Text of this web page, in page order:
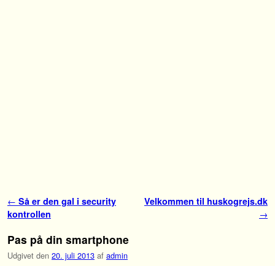
Indlæg navigation
← Så er den gal i security
kontrollen
Velkommen til huskogrejs.dk
→
Pas på din smartphone
Udgivet den 20. juli 2013 af admin